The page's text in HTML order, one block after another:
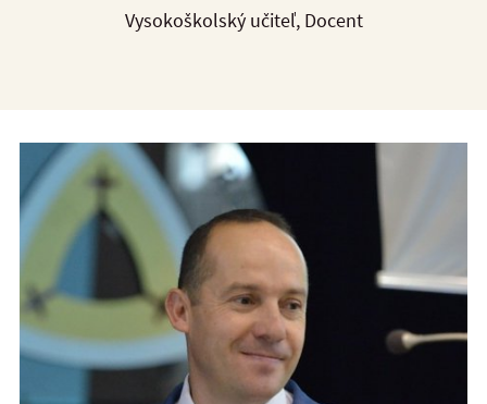
Vysokoškolský učiteľ, Docent